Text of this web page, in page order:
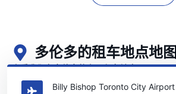
多伦多的租车地点地图
查看我们在多伦多的主要租车地点
Billy Bishop Toronto City Airport